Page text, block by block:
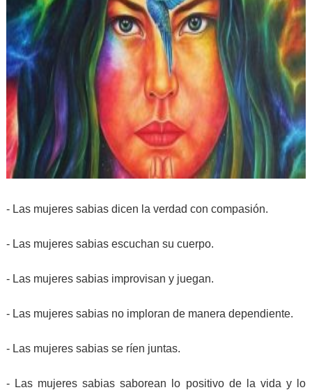
- Las mujeres sabias dicen la verdad con compasión.
- Las mujeres sabias escuchan su cuerpo.
- Las mujeres sabias improvisan y juegan.
- Las mujeres sabias no imploran de manera dependiente.
- Las mujeres sabias se ríen juntas.
- Las mujeres sabias saborean lo positivo de la vida y lo